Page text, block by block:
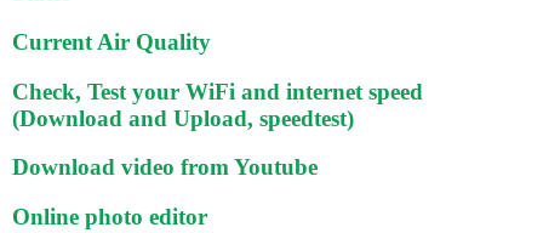
Current Air Quality
Check, Test your WiFi and internet speed
(Download and Upload, speedtest)
Download video from Youtube
Online photo editor